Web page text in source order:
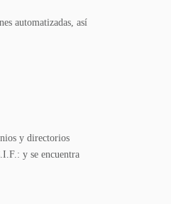
automatizadas, así
y directorios
y se encuentra